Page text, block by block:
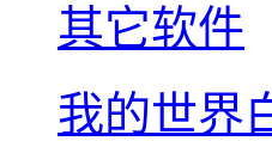
其它软件
我的世界